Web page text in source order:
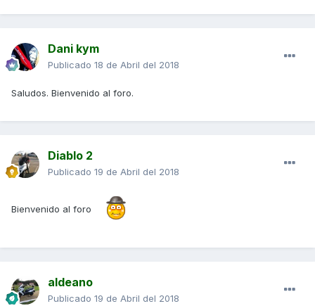
Dani kym
Publicado 18 de Abril del 2018
Saludos. Bienvenido al foro.
Diablo 2
Publicado 19 de Abril del 2018
Bienvenido al foro
aldeano
Publicado 19 de Abril del 2018